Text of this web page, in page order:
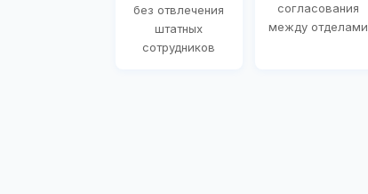
без отвлечения
штатных
сотрудников
согласования
между отделами